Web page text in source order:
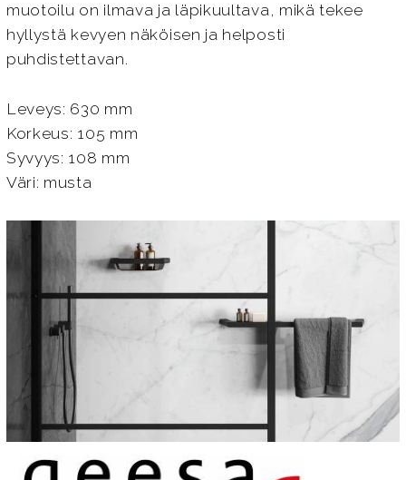
muotoilu on ilmava ja läpikuultava, mikä tekee
hyllystä kevyen näköisen ja helposti
puhdistettavan.
Leveys: 630 mm
Korkeus: 105 mm
Syvyys: 108 mm
Väri: musta